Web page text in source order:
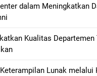
dalam Meningkatkan
Kualitas Departemen
Lunak melalui